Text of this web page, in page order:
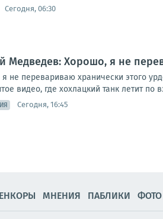
Сегодня, 06:30
Медведев: Хорошо, я не
не перевариваю хранически этого
видео, где хохлацкий танк летит по
Сегодня, 16:45
МНЕНИЯ ПАБЛИКИ ФОТО